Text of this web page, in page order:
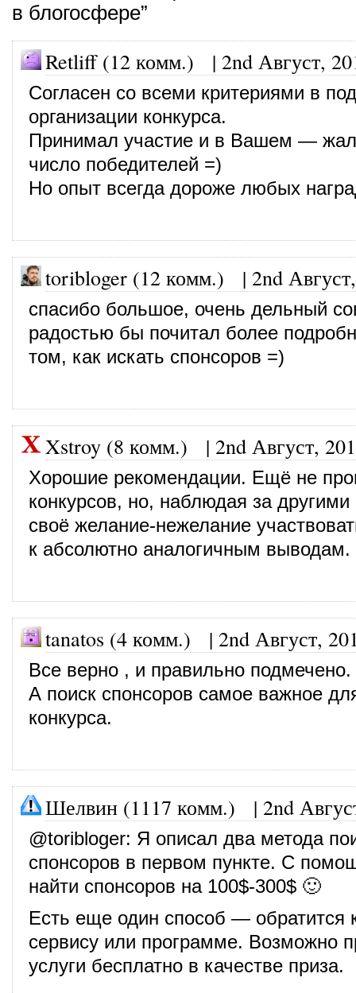
в блогосфере”
Retliff (12 комм.) | 2nd Август,
Согласен со всеми критериями в
организации конкурса.
Принимал участие и в Вашем —
число победителей =)
Но опыт всегда дороже любых
toribloger (12 комм.) | 2nd
спасибо большое, очень дельный
радостью бы почитал более
том, как искать спонсоров =)
Xstroy (8 комм.) | 2nd Август,
Хорошие рекомендации. Ещё не
конкурсов, но, наблюдая за другими
своё желание-нежелание
к абсолютно аналогичным выводам.
tanatos (4 комм.) | 2nd Август,
Все верно , и правильно подмечено.
А поиск спонсоров самое важное
конкурса.
Шелвин (1117 комм.) | 2nd
@toribloger: Я описал два метода
спонсоров в первом пункте. С
найти спонсоров на 100$-300$ 🙂
Есть еще один способ — обратится
сервису или программе. Возможно
услуги бесплатно в качестве приза.